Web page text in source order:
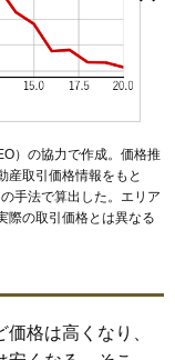
）の協力で作成。価格推
産取引価格情報をもと
手法で算出した。エリア
際の取引価格とは異なる
格は高くなり、
下
おおたかの森北
森南
トラルパーク駅